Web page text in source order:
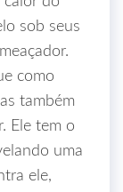
sob seus
como
também
Ele tem o
uma
ele,